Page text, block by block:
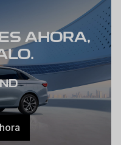
AHORA,